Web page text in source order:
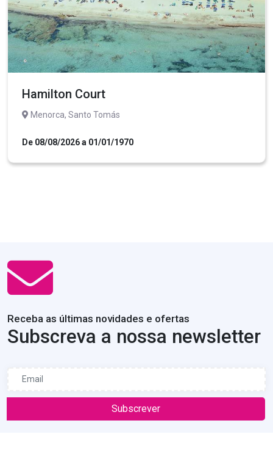
Hamilton Court
Menorca, Santo Tomás
De 08/08/2026 a 01/01/1970
Receba as últimas novidades e ofertas
Subscreva a nossa newsletter
Subscrever